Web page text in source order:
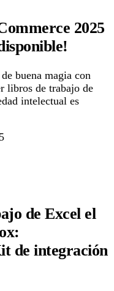
2025
buena magia con
libros de trabajo de
intelectual es
de Excel el
de integración